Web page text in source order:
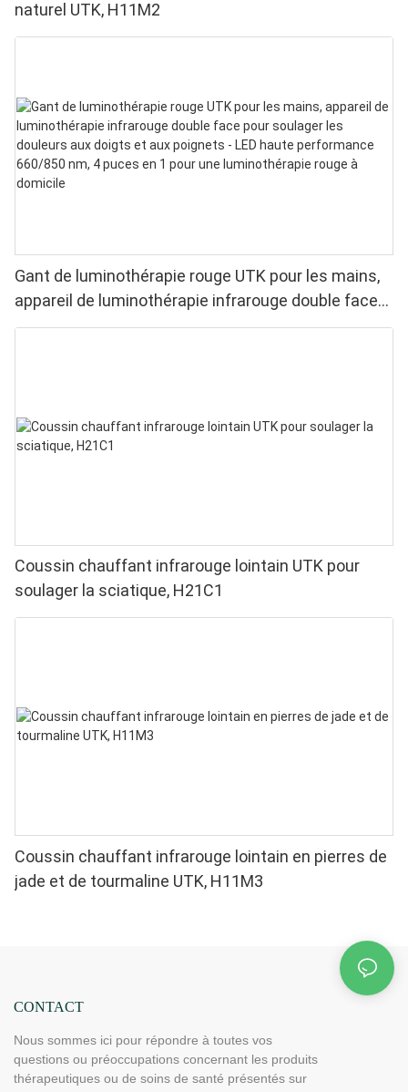
naturel UTK, H11M2
Gant de luminothérapie rouge UTK pour les mains,
appareil de luminothérapie infrarouge double face
pour soulager les douleurs aux doigts et aux
Coussin chauffant infrarouge lointain UTK pour
soulager la sciatique, H21C1
Coussin chauffant infrarouge lointain en pierres de
jade et de tourmaline UTK, H11M3
CONTACT
Nous sommes ici pour répondre à toutes vos
questions ou préoccupations concernant les produits
thérapeutiques ou de soins de santé présentés sur